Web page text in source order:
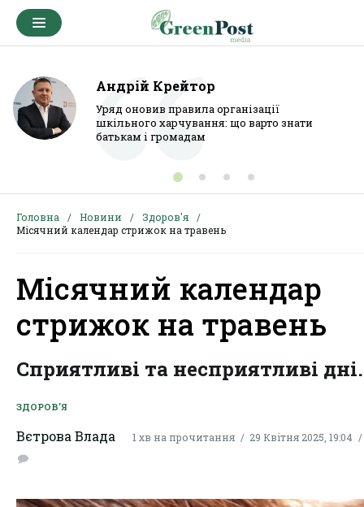
Андрій Крейтор
Уряд оновив правила організації
шкільного харчування: що варто знати
батькам і громадам
Головна Новини
Здоров'я
Місячний календар стрижок на травень
Місячний календар
стрижок на травень
Сприятливі та несприятливі дні.
ЗДОРОВ'Я
Вєтрова Влада 1 хв на прочитання 29 Квітня 2025, 19:04